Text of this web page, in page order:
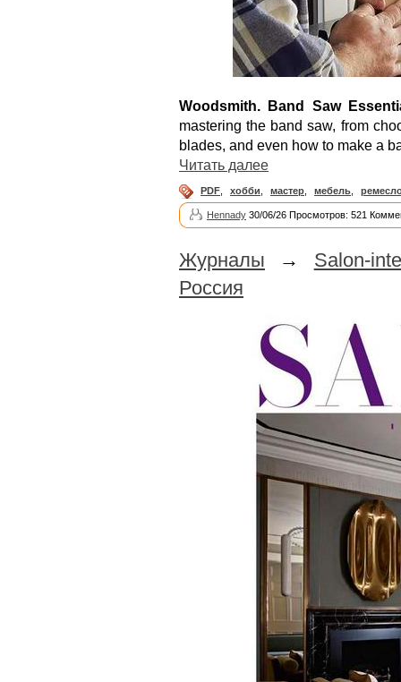
Woodsmith. Band Saw
mastering the band saw, from
blades, and even how to make a
Читать далее
PDF хобби мастер мебель
Hennady 30/06/26 Просмотров: 521
Журналы → Salon-
Россия